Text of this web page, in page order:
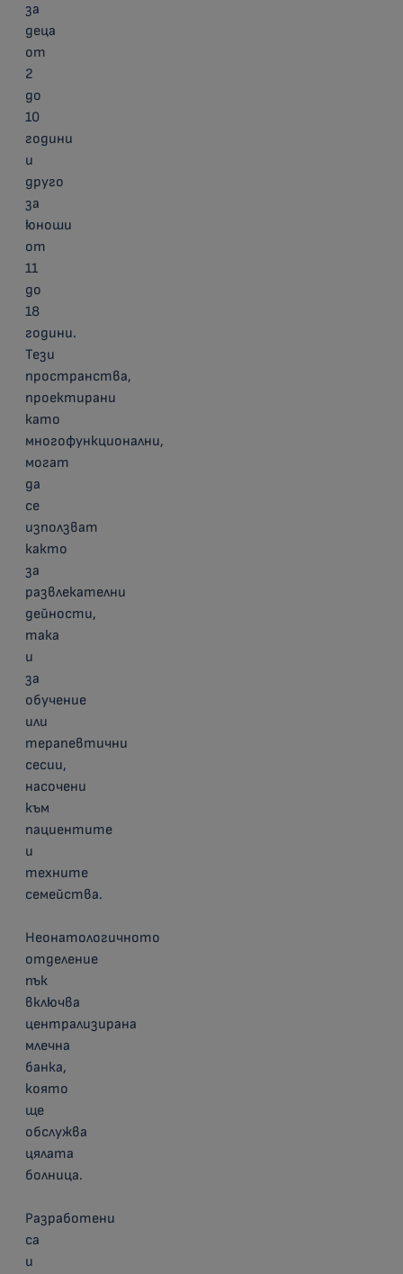
за
деца
от
2
до
10
години
и
друго
за
юноши
от
11
до
18
години.
Тези
пространства,
проектирани
като
многофункционални,
могат
да
се
използват
както
за
развлекателни
дейности,
така
и
за
обучение
или
терапевтични
сесии,
насочени
към
пациентите
и
техните
семейства.
Неонатологичното
отделение
пък
включва
централизирана
млечна
банка,
която
ще
обслужва
цялата
болница.
Разработени
са
и